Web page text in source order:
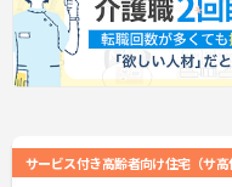
サービス付き高齢者向け住宅（サ高